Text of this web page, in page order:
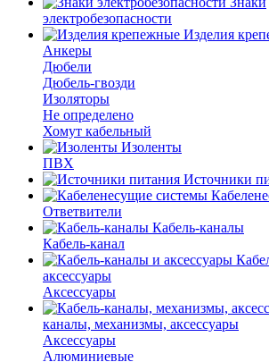
электробезопасности
Изделия
Анкеры
Дюбели
Дюбель-гвозди
Изоляторы
Не определено
Хомут кабельный
Изоленты
ПВХ
Источники
Ответвители
Кабель-каналы
Кабель-канал
аксессуары
Аксессуары
каналы, механизмы, аксессуары
Аксессуары
Алюминиевые